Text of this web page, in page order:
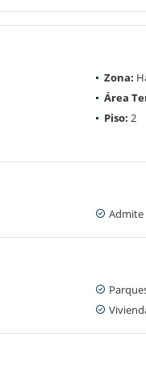
Zona:
Área
Piso: 2
Admite